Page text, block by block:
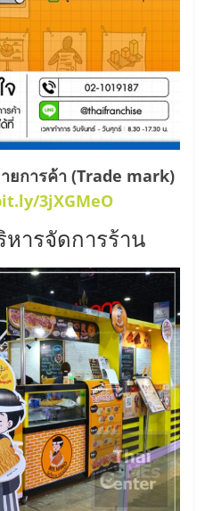
ยการค้า (Trade mark)
3jXGMeO
หารจัดการร้าน